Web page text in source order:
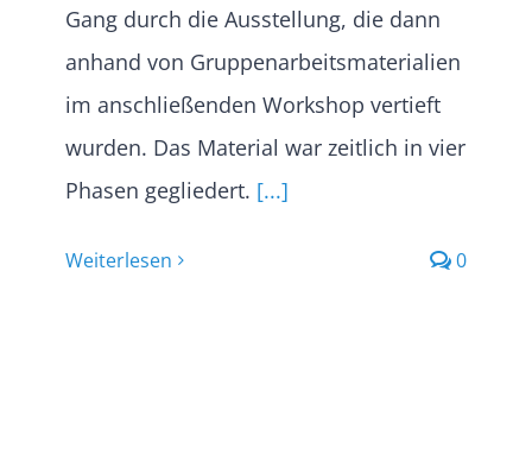
Gang durch die Ausstellung, die dann
anhand von Gruppenarbeitsmaterialien
im anschließenden Workshop vertieft
wurden. Das Material war zeitlich in vier
Phasen gegliedert. [...]
Weiterlesen 0